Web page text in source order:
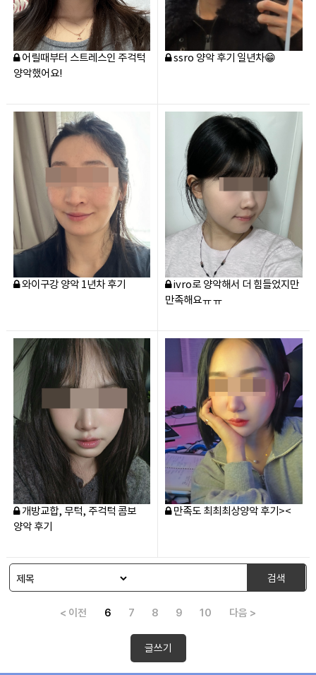
어릴때부터 스트레스인 주걱턱
양악했어요!
ssro 양악 후기 일년차😁
와이구강 양악 1년차 후기
ivro로 양악해서 더 힘들었지만
만족해요ㅠㅠ
개방교합, 무턱, 주걱턱 콤보
양악 후기
만족도 최최최상양악 후기><
검색
< 이전 6 7 8 9 10 다음 >
글쓰기